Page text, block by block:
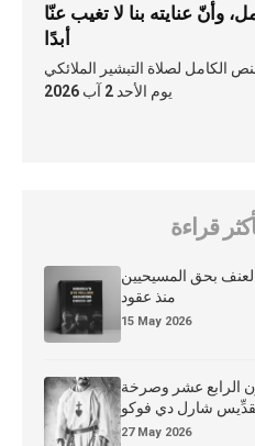
وأنّ عنايته بنا لا تغيب عنّا
أبدًا
الكامل لصلاة التبشير الملائكي
يوم الأحد 2 آب 2026
قراءة
بحق المسيحيين
منذ عقود
15 May 2026
الرابع عشر وصرخة
شارل دي فوكو
27 May 2026